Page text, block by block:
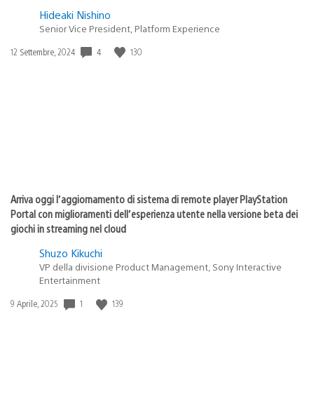
Hideaki Nishino
Senior Vice President, Platform Experience
Data
12 Settembre, 2024 4 130
Arriva oggi l’aggiornamento di sistema di remote player PlayStation
Portal con miglioramenti dell’esperienza utente nella versione beta dei
giochi in streaming nel cloud
Shuzo Kikuchi
VP della divisione Product Management, Sony Interactive
Entertainment
Data
9 Aprile, 2025 1 139